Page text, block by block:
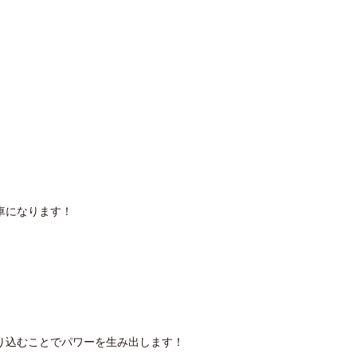
なります！
むことでパワーを生み出します！